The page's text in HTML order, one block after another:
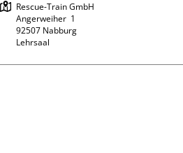
Rescue-Train GmbH
Angerweiher  1
92507 Nabburg
Lehrsaal